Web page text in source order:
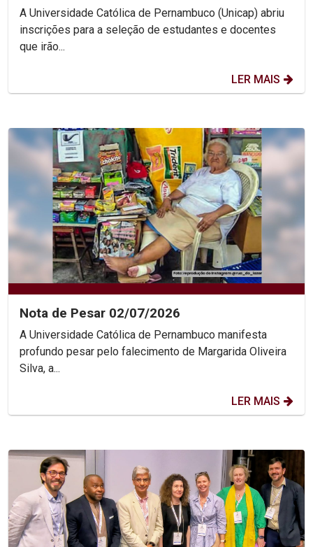
A Universidade Católica de Pernambuco (Unicap) abriu
inscrições para a seleção de estudantes e docentes
que irão...
LER MAIS
Nota de Pesar 02/07/2026
A Universidade Católica de Pernambuco manifesta
profundo pesar pelo falecimento de Margarida Oliveira
Silva, a...
LER MAIS